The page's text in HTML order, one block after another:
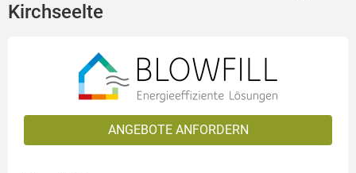
Kirchseelte
ANGEBOTE ANFORDERN